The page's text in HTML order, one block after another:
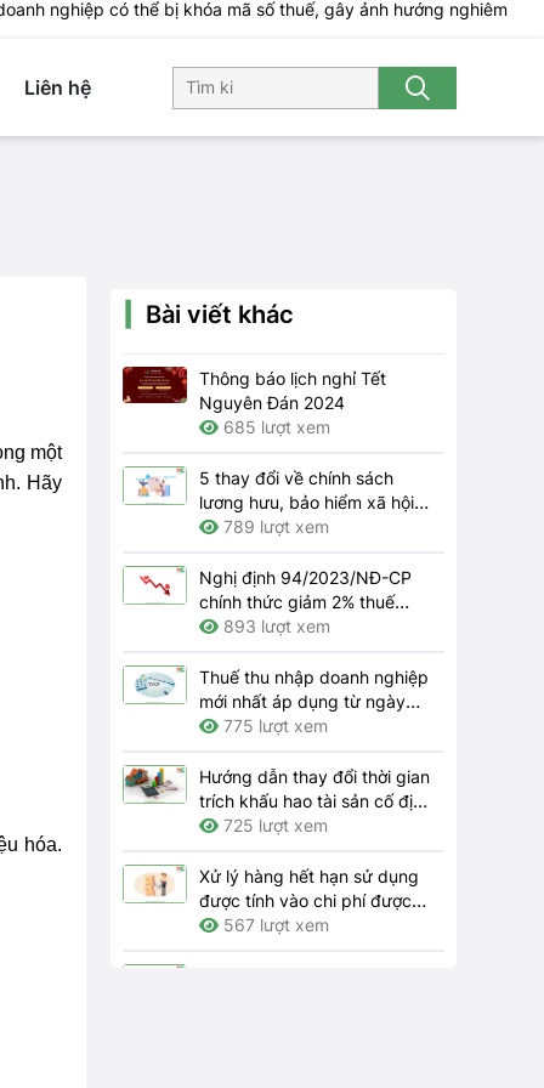
nghiệp có thể bị khóa mã số thuế, gây ảnh hướng nghiêm
Liên hệ
một
Hãy
hóa.
Bài viết khác
Thông báo lịch nghỉ Tết
Nguyên Đán 2024
685 lượt xem
5 thay đổi về chính sách
lương hưu, bảo hiểm xã hội
năm 2024
789 lượt xem
Nghị định 94/2023/NĐ-CP
chính thức giảm 2% thuế
GTGT 2024
893 lượt xem
Thuế thu nhập doanh nghiệp
mới nhất áp dụng từ ngày
01/7/2023
775 lượt xem
Hướng dẫn thay đổi thời gian
trích khấu hao tài sản cố định
theo quy định hiện hành như
725 lượt xem
Xử lý hàng hết hạn sử dụng
được tính vào chi phí được
trừ khi tính thuế thu nhập
567 lượt xem